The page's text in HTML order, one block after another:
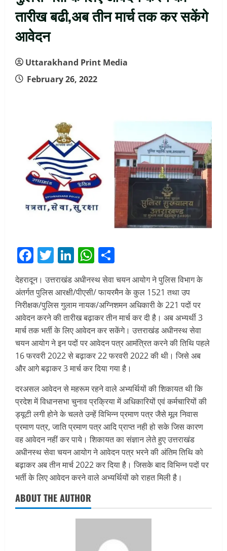
तारीख बढी,अब तीन मार्च तक कर सकेंगे
आवेदन
Uttarakhand Print Media
February 26, 2022
Facebook
Twitter
LinkedIn
WhatsApp
देहरादून। उत्तराखंड अधीनस्थ सेवा चयन आयोग ने पुलिस विभाग के
अंतर्गत पुलिस आरक्षी/पीएसी/ फायरमैन के कुल 1521 तथा उप
निरीक्षक/पुलिस गुलाम नायक/अग्निशमन अधिकारी के 221 पदों पर
आवेदन करने की तारीख बढ़ाकर तीन मार्च कर दी है। अब अभ्यर्थी 3
मार्च तक भर्ती के लिए आवेदन कर सकेंगे। उत्तराखंड अधीनस्थ सेवा
चयन आयोग ने इन पदों पर आवेदन पत्र आमंत्रित करने की तिथि पहले
16 फरवरी 2022 से बढ़ाकर 22 फरवरी 2022 की थी। जिसे अब
और आगे बढ़ाकर 3 मार्च कर दिया गया है।
दरअसल आवेदन से महरूम रहने वाले अभ्यर्थियों की शिकायत थी कि
प्रदेश में विधानसभा चुनाव प्रक्रिया में अधिकारियों एवं कर्मचारियों की
ड्यूटी लगी होने के चलते उन्हें विभिन्न प्रमाण पत्र जैसे मूल निवास
प्रमाण पत्र, जाति प्रमाण पत्र आदि प्राप्त नही हो सके जिस कारण
वह आवेदन नहीं कर पाये। शिकायत का संज्ञान लेते हुए उत्तराखंड
अधीनस्थ सेवा चयन आयोग ने आवेदन पत्र भरने की अंतिम तिथि को
बढ़ाकर अब तीन मार्च 2022 कर दिया है। जिसके बाद विभिन्न पदों पर
भर्ती के लिए आवेदन करने वाले अभ्यर्थियों को राहत मिली है।
ABOUT THE AUTHOR